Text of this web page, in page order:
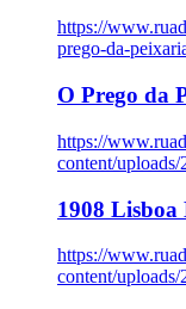
https://
prego-da-
O Prego da
https://
content/
1908
https://
content/